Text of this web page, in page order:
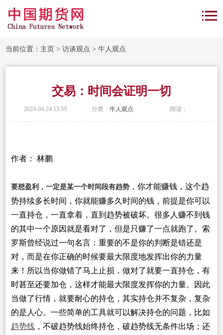
当前位置： 主页 >访谈观点 >牛人观点
交易：时间会证明一切
2024-04-24 13:59 分类： 牛人观点 阅读：
作者： 林鹏
要想盈利，一定是某一个时间段有趋势，你才能赚钱，这个趋
势持续多长时间，你就能赚多久时间的钱，前提是你可以
一直持仓，一直拿着，直到趋势被破坏。很多人赚不到钱
的其中一个原因就是看对了，但是只赚了一点就跑了。索
罗斯曾经说过一句名言：重要的不是你的判断是错还是
对，而是在你正确的时候要最大限度地发挥出你的力量
来！所以当你做错了马上止损，做对了就要一直持仓，有
时甚至还要加仓，这样才能最大限度发挥你的力量。因此
当做了行情，就要耐心的持仓，其实持仓并不复杂，复杂
的是人心。一些简单的工具就可以解决持仓的问题，比如
趋势线，不破趋势线始终持仓，破趋势线无条件出场；还